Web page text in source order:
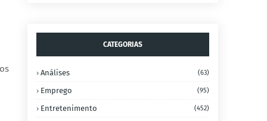
CATEGORIAS
Análises (63)
Emprego (95)
Entretenimento (452)